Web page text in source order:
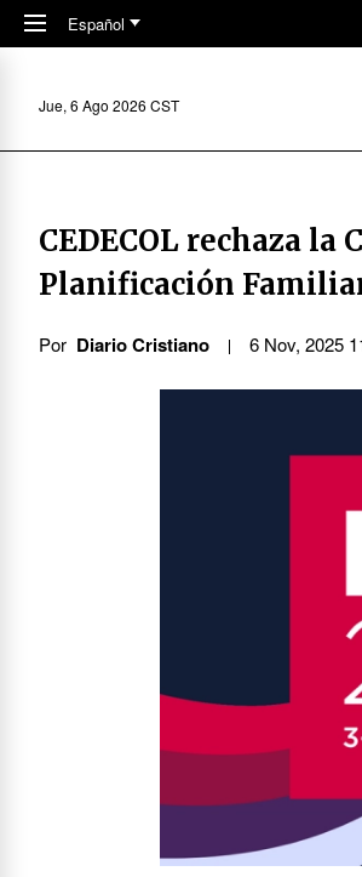
Skip to main content
Español
Jue, 6 Ago 2026 CST
CEDECOL rechaza
Planificación
Por Diario Cristiano 6 Nov, 2025